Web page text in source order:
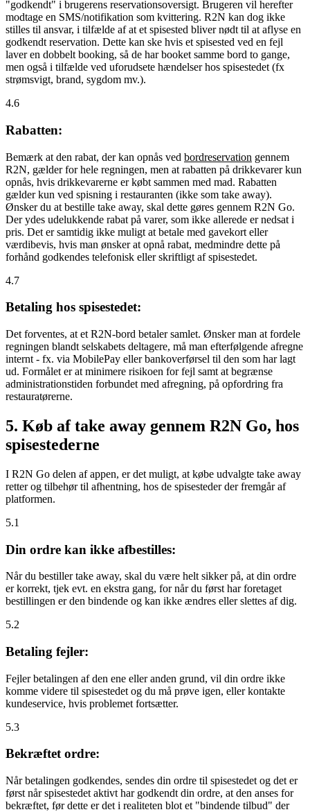
"godkendt" i brugerens reservationsoversigt. Brugeren vil herefter
modtage en SMS/notifikation som kvittering. R2N kan dog ikke
stilles til ansvar, i tilfælde af at et spisested bliver nødt til at aflyse en
godkendt reservation. Dette kan ske hvis et spisested ved en fejl
laver en dobbelt booking, så de har booket samme bord to gange,
men også i tilfælde ved uforudsete hændelser hos spisestedet (fx
strømsvigt, brand, sygdom mv.).
4.6
Rabatten:
Bemærk at den rabat, der kan opnås ved bordreservation gennem
R2N, gælder for hele regningen, men at rabatten på drikkevarer kun
opnås, hvis drikkevarerne er købt sammen med mad. Rabatten
gælder kun ved spisning i restauranten (ikke som take away).
Ønsker du at bestille take away, skal dette gøres gennem R2N Go.
Der ydes udelukkende rabat på varer, som ikke allerede er nedsat i
pris. Det er samtidig ikke muligt at betale med gavekort eller
værdibevis, hvis man ønsker at opnå rabat, medmindre dette på
forhånd godkendes telefonisk eller skriftligt af spisestedet.
4.7
Betaling hos spisestedet:
Det forventes, at et R2N-bord betaler samlet. Ønsker man at fordele
regningen blandt selskabets deltagere, må man efterfølgende afregne
internt - fx. via MobilePay eller bankoverførsel til den som har lagt
ud. Formålet er at minimere risikoen for fejl samt at begrænse
administrationstiden forbundet med afregning, på opfordring fra
restauratørerne.
5. Køb af take away gennem R2N Go, hos
spisestederne
I R2N Go delen af appen, er det muligt, at købe udvalgte take away
retter og tilbehør til afhentning, hos de spisesteder der fremgår af
platformen.
5.1
Din ordre kan ikke afbestilles:
Når du bestiller take away, skal du være helt sikker på, at din ordre
er korrekt, tjek evt. en ekstra gang, for når du først har foretaget
bestillingen er den bindende og kan ikke ændres eller slettes af dig.
5.2
Betaling fejler:
Fejler betalingen af den ene eller anden grund, vil din ordre ikke
komme videre til spisestedet og du må prøve igen, eller kontakte
kundeservice, hvis problemet fortsætter.
5.3
Bekræftet ordre:
Når betalingen godkendes, sendes din ordre til spisestedet og det er
først når spisestedet aktivt har godkendt din ordre, at den anses for
bekræftet, før dette er det i realiteten blot et "bindende tilbud" der